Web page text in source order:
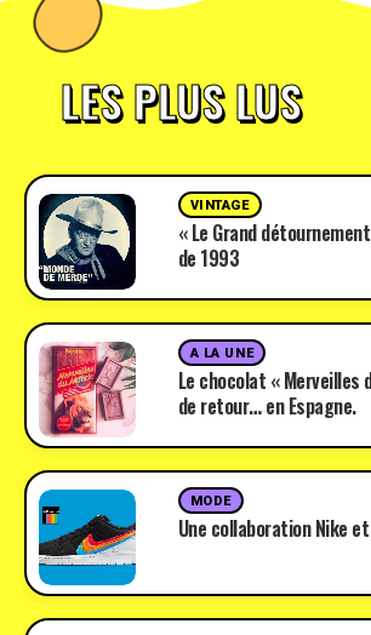
LES PLUS LUS
VINTAGE
« Le Grand
de 1993
A LA UNE
Le chocolat « Merveilles
de retour… en Espagne.
MODE
Une collaboration Nike